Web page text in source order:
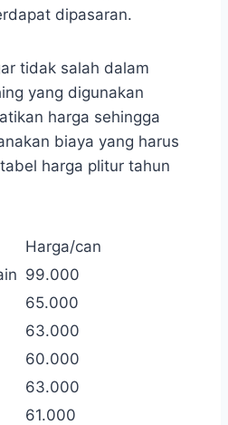
dipasaran.
tidak salah dalam
yang digunakan
harga sehingga
biaya yang harus
harga plitur tahun
Harga/can
99.000
65.000
63.000
60.000
63.000
61.000